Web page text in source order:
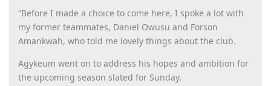
“Before I made a choice to come here, I spoke a lot with
my former teammates, Daniel Owusu and Forson
Amankwah, who told me lovely things about the club.
Agykeum went on to address his hopes and ambition for
the upcoming season slated for Sunday.